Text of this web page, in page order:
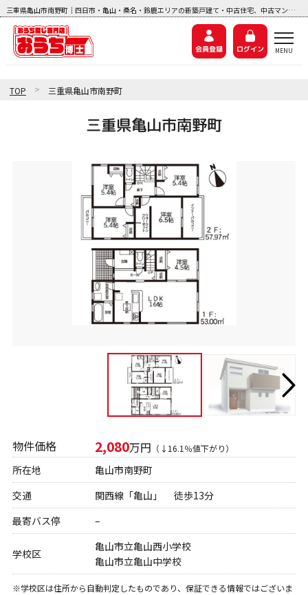
三重県亀山市南野町｜四日市・亀山・桑名・鈴鹿エリアの新築戸建て・中古住宅、中古マンション、土地探しなら『おうち博士ナビ』
会員登録 ログイン
TOP > 三重県亀山市南野町
三重県亀山市南野町
物件価格 2,080万円 （↓16.1％値下がり）
所在地
亀山市南野町
交通
関西線「亀山」 徒歩13分
最寄バス停
–
学校区
亀山市立亀山西小学校
亀山市立亀山中学校
※学校区は住所から自動判定したものであり、保証できる情報ではございま